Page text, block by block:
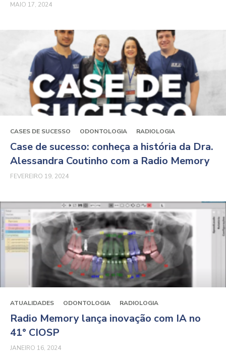
MAIO 17, 2024
CASES DE SUCESSO ODONTOLOGIA RADIOLOGIA
Case de sucesso: conheça a história da Dra.
Alessandra Coutinho com a Radio Memory
FEVEREIRO 19, 2024
ATUALIDADES ODONTOLOGIA RADIOLOGIA
Radio Memory lança inovação com IA no
41° CIOSP
JANEIRO 16, 2024